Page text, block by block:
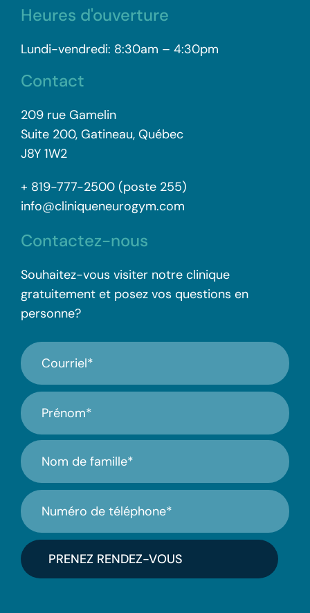
Heures d'ouverture
Lundi-vendredi: 8:30am – 4:30pm
Contact
209 rue Gamelin
Suite 200, Gatineau, Québec
J8Y 1W2
+ 819-777-2500 (poste 255)
info@cliniqueneurogym.com
Contactez-nous
Souhaitez-vous visiter notre clinique
gratuitement et posez vos questions en
personne?
Courriel
Nom
Téléphone